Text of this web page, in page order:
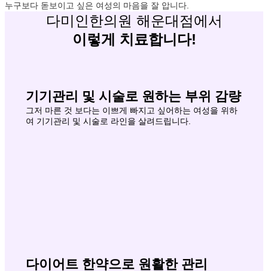
누구보다 돋보이고 싶은 여성의 마음을 잘 압니다.
다미인한의원 해운대점에서
이렇게 치료합니다!
기기관리 및 시술로 원하는 부위 감량
그저 마른 것 보다는 이쁘게 빠지고 싶어하는 여성을 위하
여 기기관리 및 시술로 라인을 살려드립니다.
다이어트 한약으로 원활한 관리